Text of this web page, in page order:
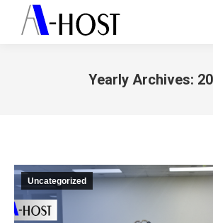
Yearly Archives:
Uncategorized